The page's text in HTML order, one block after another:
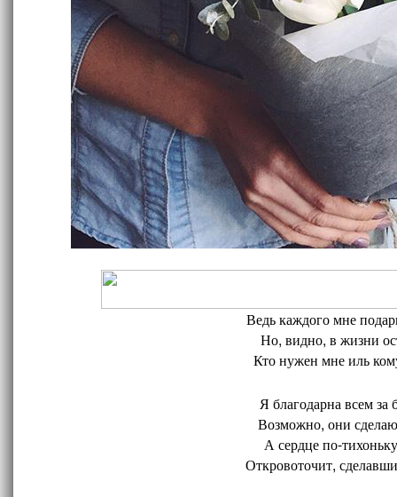
Ведь каждого мне
Но, видно, в жизни
Кто нужен мне иль
Я благодарна всем за
Возможно, они
А сердце по-
Откровоточит,